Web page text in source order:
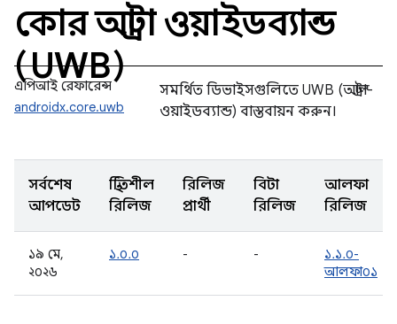
কোর আল্ট্রা ওয়াইডব্যান্ড
(UWB)
এপিআই রেফারেন্স
androidx.core.uwb
সমর্থিত ডিভাইসগুলিতে UWB (আল্ট্রা-
ওয়াইডব্যান্ড) বাস্তবায়ন করুন।
সর্বশেষ
আপডেট
স্থিতিশীল
রিলিজ
রিলিজ
প্রার্থী
বিটা
রিলিজ
আলফা
রিলিজ
১৯ মে,
২০২৬
১.০.০ - -
১.১.০-
আলফা০১